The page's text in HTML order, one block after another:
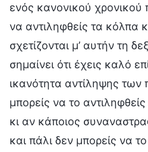
ενός κανονικού χρονικού
να αντιληφθείς τα κόλπα
σχετίζονται μ’ αυτήν τη
σημαίνει ότι έχεις καλό
ικανότητα αντίληψης
μπορείς να το
κι αν κάποιος
και πάλι δεν μπορείς να